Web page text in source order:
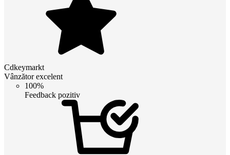
Cdkeymarkt
Vânzător excelent
100%
Feedback pozitiv